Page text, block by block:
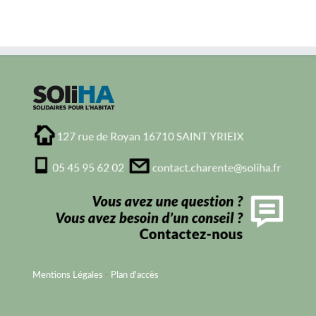
Mentions Légales - Plan d'accès